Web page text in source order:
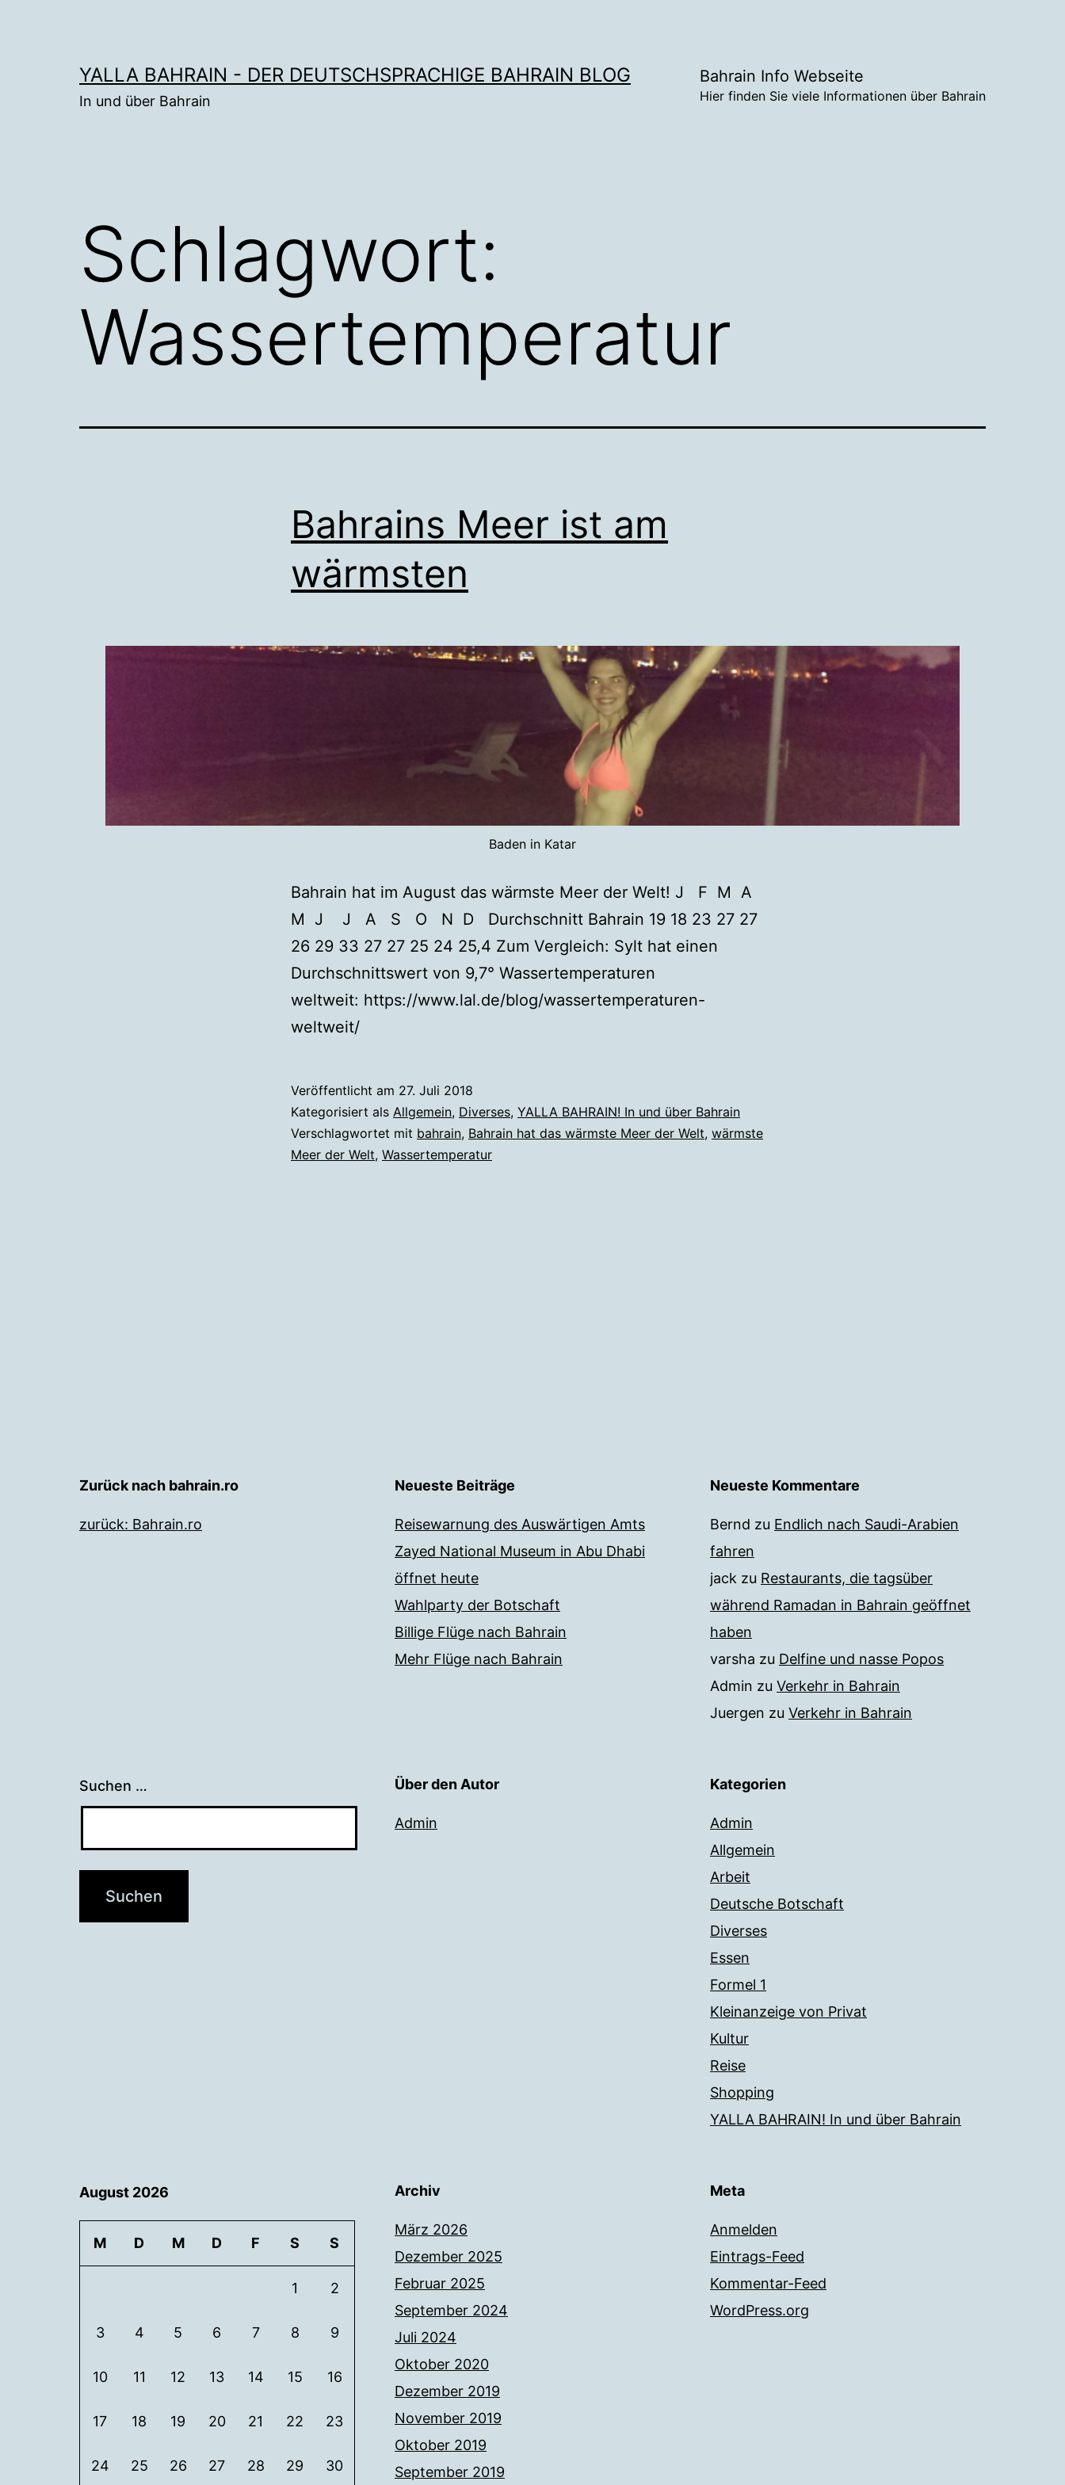
YALLA BAHRAIN - DER DEUTSCHSPRACHIGE BAHRAIN BLOG
In und über Bahrain
Bahrain Info Webseite
Hier finden Sie viele Informationen über Bahrain
Schlagwort:
Wassertemperatur
Bahrains Meer ist am
wärmsten
Baden in Katar
Bahrain hat im August das wärmste Meer der Welt! J F M A
M J J A S O N D Durchschnitt Bahrain 19 18 23 27 27
26 29 33 27 27 25 24 25,4 Zum Vergleich: Sylt hat einen
Durchschnittswert von 9,7° Wassertemperaturen
weltweit: https://www.lal.de/blog/wassertemperaturen-
weltweit/
Veröffentlicht am 27. Juli 2018
Kategorisiert als Allgemein, Diverses, YALLA BAHRAIN! In und über Bahrain
Verschlagwortet mit bahrain, Bahrain hat das wärmste Meer der Welt, wärmste
Meer der Welt, Wassertemperatur
Zurück nach bahrain.ro
zurück: Bahrain.ro
Neueste Beiträge
Reisewarnung des Auswärtigen Amts
Zayed National Museum in Abu Dhabi
öffnet heute
Wahlparty der Botschaft
Billige Flüge nach Bahrain
Mehr Flüge nach Bahrain
Neueste Kommentare
Bernd zu Endlich nach Saudi-Arabien
fahren
jack zu Restaurants, die tagsüber
während Ramadan in Bahrain geöffnet
haben
varsha zu Delfine und nasse Popos
Admin zu Verkehr in Bahrain
Juergen zu Verkehr in Bahrain
Suchen … Über den Autor
Admin
Kategorien
Admin
Allgemein
Arbeit
Deutsche Botschaft
Diverses
Essen
Formel 1
Kleinanzeige von Privat
Kultur
Reise
Shopping
YALLA BAHRAIN! In und über Bahrain
August 2026
M D M D F S S
1 2
3 4 5 6 7 8 9
10 11 12 13 14 15 16
17 18 19 20 21 22 23
24 25 26 27 28 29 30
Archiv
März 2026
Dezember 2025
Februar 2025
September 2024
Juli 2024
Oktober 2020
Dezember 2019
November 2019
Oktober 2019
September 2019
Meta
Anmelden
Eintrags-Feed
Kommentar-Feed
WordPress.org